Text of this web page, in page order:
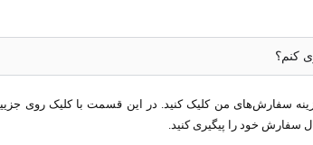
کنم؟
سفارش‌های من کلیک کنید. در این قسمت با کلیک روی
سفارش خود را پیگیری کنید.